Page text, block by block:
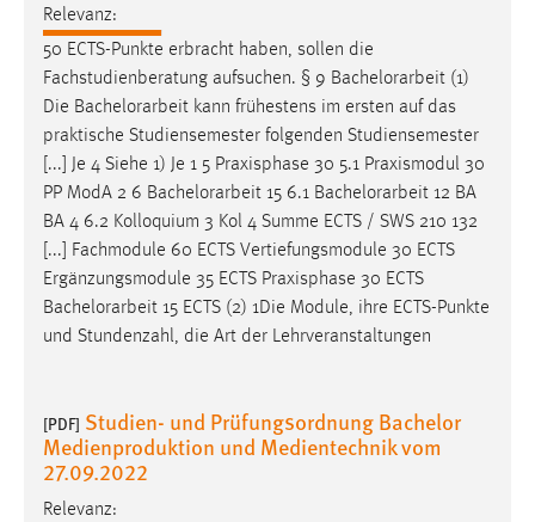
Relevanz:
50 ECTS-Punkte erbracht haben, sollen die
Fachstudienberatung aufsuchen. § 9 Bachelorarbeit (1)
Die Bachelorarbeit kann frühestens im ersten auf das
praktische Studiensemester folgenden Studiensemester
[...] Je 4 Siehe 1) Je 1 5 Praxisphase 30 5.1 Praxismodul 30
PP ModA 2 6 Bachelorarbeit 15 6.1 Bachelorarbeit 12 BA
BA 4 6.2 Kolloquium 3 Kol 4 Summe ECTS / SWS 210 132
[...] Fachmodule 60 ECTS Vertiefungsmodule 30 ECTS
Ergänzungsmodule 35 ECTS Praxisphase 30 ECTS
Bachelorarbeit 15 ECTS (2) 1Die Module, ihre ECTS-Punkte
und Stundenzahl, die Art der Lehrveranstaltungen
[PDF] Studien- und Prüfungsordnung Bachelor
Medienproduktion und Medientechnik vom
27.09.2022
Relevanz:
24 Stunden
STATISTIK
Statistik Cookies erfassen Informationen anonym.
Diese Informationen helfen uns zu verstehen, wie
unsere Besucher unsere Website nutzen.
Matomo
Name:
_pk_ref, _pk_cvar, _pk_id, _pk_ses
Cookie Laufzeit:
Max. 13 Monate